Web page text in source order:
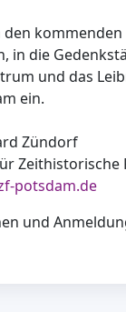
in die
und das
ein.
Zündorf
Zeithistorische
potsdam.de
und